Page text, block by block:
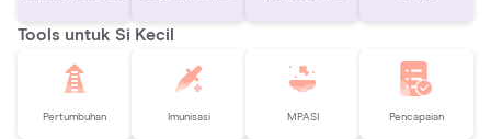
Tools untuk Si Kecil
Pertumbuhan Imunisasi MPASI Pencapaian